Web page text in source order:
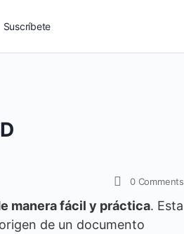
Suscríbete
0 Comments
manera fácil y práctica. Esta
de un documento